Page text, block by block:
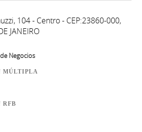
104 - Centro - CEP:23860-000,
JANEIRO
Negocios
MÚLTIPLA
RFB